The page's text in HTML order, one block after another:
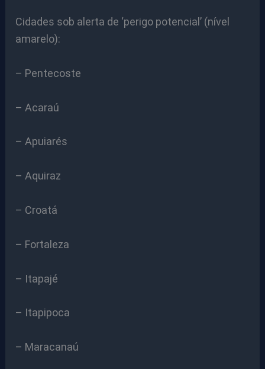
Cidades sob alerta de ‘perigo potencial’ (nível
amarelo):
– Pentecoste
– Acaraú
– Apuiarés
– Aquiraz
– Croatá
– Fortaleza
– Itapajé
– Itapipoca
– Maracanaú